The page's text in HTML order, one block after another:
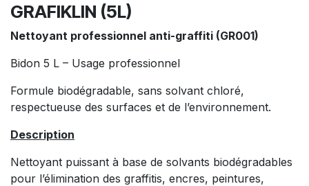
GRAFIKLIN (5L)
Nettoyant professionnel anti-graffiti (GR001)
Bidon 5 L – Usage professionnel
Formule biodégradable, sans solvant chloré,
respectueuse des surfaces et de l’environnement.
Description
Nettoyant puissant à base de solvants biodégradables
pour l’élimination des graffitis, encres, peintures,